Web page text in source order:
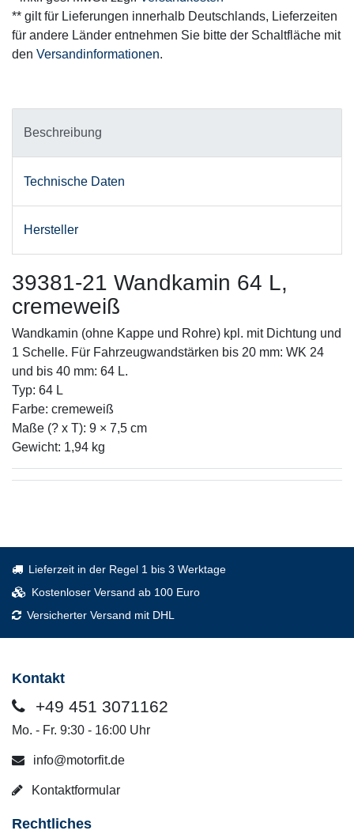
** gilt für Lieferungen innerhalb Deutschlands, Lieferzeiten
für andere Länder entnehmen Sie bitte der Schaltfläche mit
den Versandinformationen.
Beschreibung
Technische Daten
Hersteller
39381-21 Wandkamin 64 L,
cremeweiß
Wandkamin (ohne Kappe und Rohre) kpl. mit Dichtung und
1 Schelle. Für Fahrzeugwandstärken bis 20 mm: WK 24
und bis 40 mm: 64 L.
Typ: 64 L
Farbe: cremeweiß
Maße (? x T): 9 × 7,5 cm
Gewicht: 1,94 kg
Lieferzeit in der Regel 1 bis 3 Werktage
Kostenloser Versand ab 100 Euro
Versicherter Versand mit DHL
Kontakt
+49 451 3071162
Mo. - Fr. 9:30 - 16:00 Uhr
info@motorfit.de
Kontaktformular
Rechtliches